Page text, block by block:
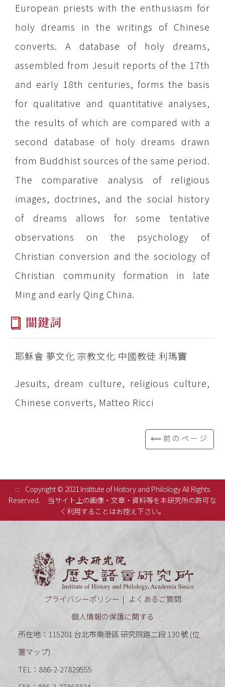
European priests with the enthusiasm for
holy dreams in the writings of Chinese
converts. A database of holy dreams,
assembled from Jesuit reports of the 17th
and early 18th centuries, forms the basis
for qualitative and quantitative analyses,
the results of which are compared with a
second database of holy dreams drawn
from Buddhist sources of the same period.
The comparative analysis of religious
images, doctrines, and the social history
of dreams allows for some tentative
observations on the psychology of
Christian conversion and the sociology of
Christian community formation in late
Ming and early Qing China.
關鍵詞
耶穌會 夢文化 宗教文化 中國教徒 利瑪竇
Jesuits, dream culture, religious culture,
Chinese converts, Matteo Ricci
⟸前のページ
:::
Copyright © 2021 Institute of History and Philology All Rights
Reserved.
当サイト上の画像・文章・資料等を本研究所の許可な
く利用することはお控え下さい。
プライバシーポリシー
よくあるご質問
個人情報の保護に関する
所在地：115201 台北市南港區 研究院路二段 130 號 (位
置マップ)
TEL：886-2-27829555